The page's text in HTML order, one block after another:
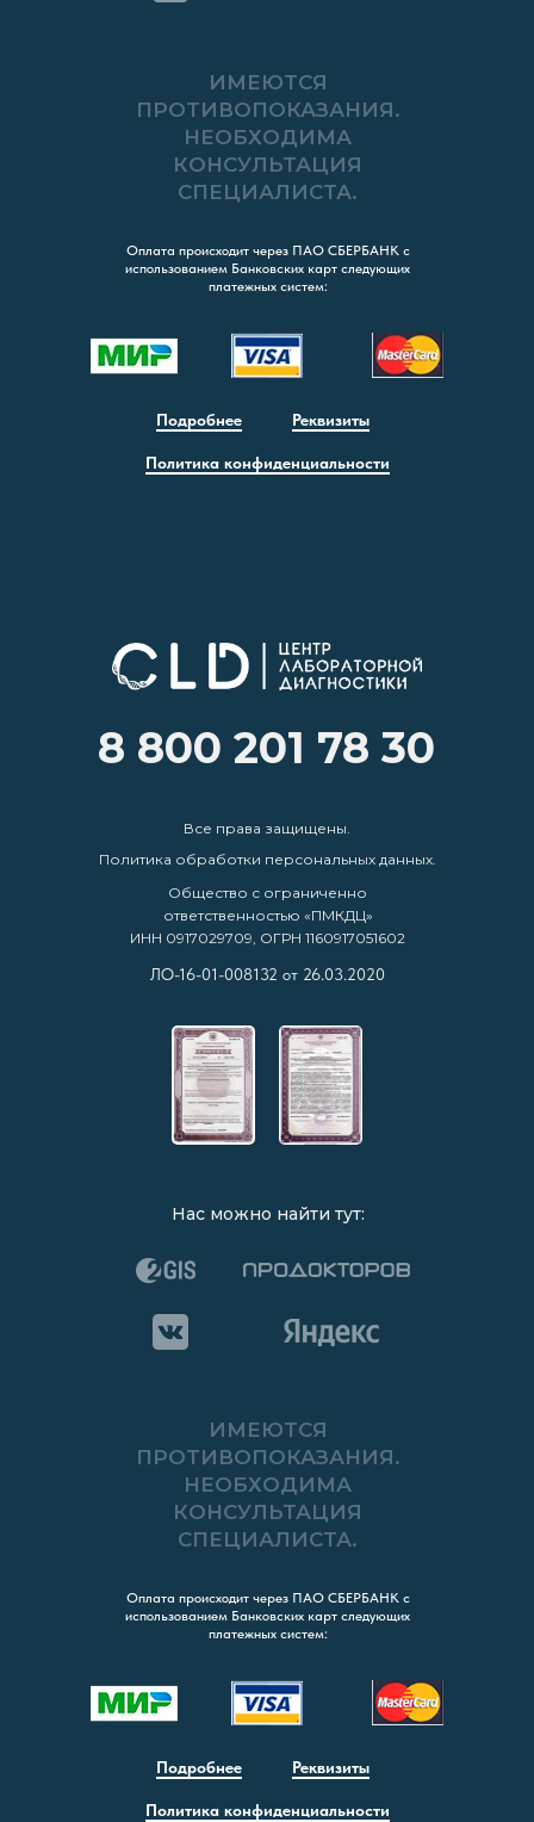
ИМЕЮТСЯ
ПРОТИВОПОКАЗАНИЯ.
НЕОБХОДИМА
КОНСУЛЬТАЦИЯ
СПЕЦИАЛИСТА.
Оплата происходит через ПАО СБЕРБАНК с
использованием Банковских карт следующих
платежных систем:
Подробнее Реквизиты
Политика конфиденциальности
Все права защищены.
Политика обработки персональных данных.
Общество с ограниченно
ответственностью «ПМКДЦ»
ИНН 0917029709, ОГРН 1160917051602
ИМЕЮТСЯ
ПРОТИВОПОКАЗАНИЯ.
НЕОБХОДИМА
КОНСУЛЬТАЦИЯ
СПЕЦИАЛИСТА.
Нас можно найти тут:
8 800 201 78 30
ЛО-16-01-008132 от 26.03.2020
Оплата происходит через ПАО СБЕРБАНК с
использованием Банковских карт следующих
платежных систем:
Подробнее Реквизиты
Политика конфиденциальности